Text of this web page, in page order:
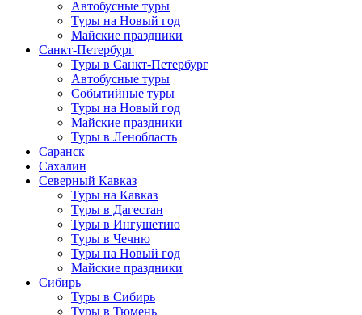
Автобусные туры
Туры на Новый год
Майские праздники
Санкт-Петербург
Туры в Санкт-Петербург
Автобусные туры
Событийные туры
Туры на Новый год
Майские праздники
Туры в Ленобласть
Саранск
Сахалин
Северный Кавказ
Туры на Кавказ
Туры в Дагестан
Туры в Ингушетию
Туры в Чечню
Туры на Новый год
Майские праздники
Сибирь
Туры в Сибирь
Туры в Тюмень